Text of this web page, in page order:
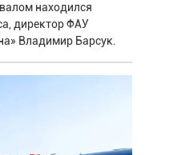
находился
директор ФАУ
Владимир Барсук.